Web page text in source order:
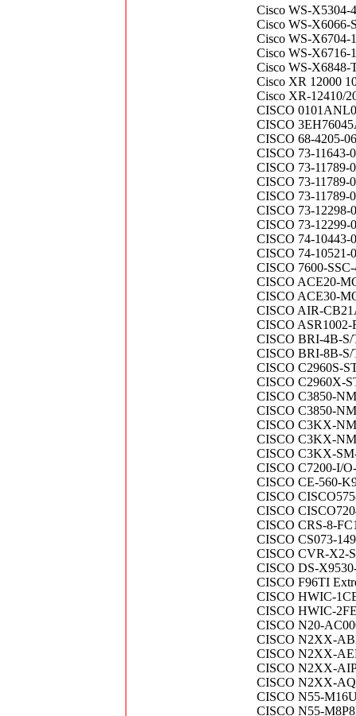
Cisco WS-X5304-
Cisco WS-X6066-
Cisco WS-X6704-
Cisco WS-X6716-
Cisco WS-
Cisco XR 12000
Cisco XR-12410/
CISCO
CISCO
CISCO 68-4205-
CISCO 73-11643-
CISCO 73-11789-
CISCO 73-
CISCO 73-
CISCO 73-12298-
CISCO 73-12299-
CISCO 74-10443-
CISCO 74-10521-
CISCO 7600-
CISCO ACE20-
CISCO ACE30-
CISCO AIR-
CISCO ASR1002-
CISCO BRI-4B-S/
CISCO BRI-8B-S/
CISCO C2960S-
CISCO C2960X-
CISCO C3850-
CISCO C3850-
CISCO C3KX-
CISCO C3KX-
CISCO C3KX-
CISCO C7200-I/
CISCO CE-560-
CISCO
CISCO
CISCO CRS-8-
CISCO CS073-
CISCO CVR-X2-
CISCO DS-
CISCO F96TI
CISCO HWIC-
CISCO HWIC-
CISCO N20-
CISCO N2XX-
CISCO N2XX-
CISCO N2XX-
CISCO N2XX-
CISCO N55-
CISCO N55-